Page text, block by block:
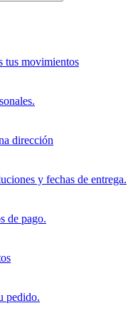
tus movimientos
dirección
y fechas de entrega.
de pago.
pedido.